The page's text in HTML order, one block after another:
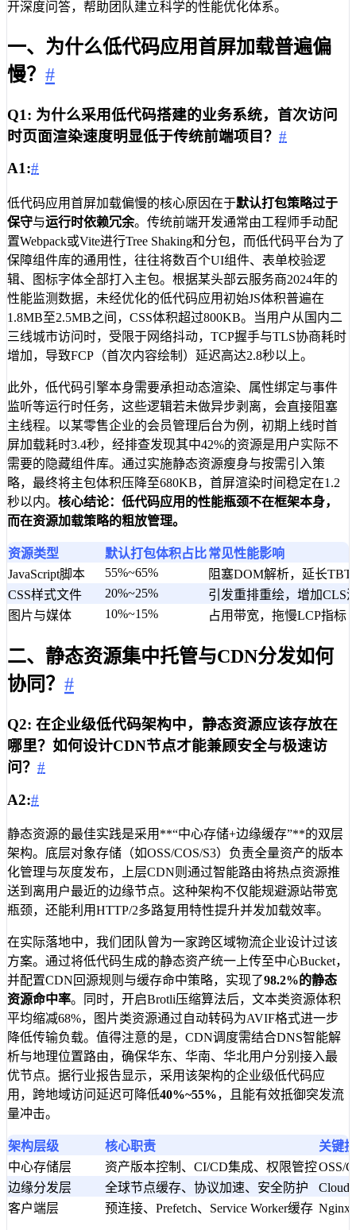
开深度问答，帮助团队建立科学的性能优化体系。
一、为什么低代码应用首屏加载普遍偏
慢？ #
Q1: 为什么采用低代码搭建的业务系统，首次访问
时页面渲染速度明显低于传统前端项目？ #
A1:#
低代码应用首屏加载偏慢的核心原因在于默认打包策略过于
保守与运行时依赖冗余。传统前端开发通常由工程师手动配
置Webpack或Vite进行Tree Shaking和分包，而低代码平台为了
保障组件库的通用性，往往将数百个UI组件、表单校验逻
辑、图标字体全部打入主包。根据某头部云服务商2024年的
性能监测数据，未经优化的低代码应用初始JS体积普遍在
1.8MB至2.5MB之间，CSS体积超过800KB。当用户从国内二
三线城市访问时，受限于网络抖动，TCP握手与TLS协商耗时
增加，导致FCP（首次内容绘制）延迟高达2.8秒以上。
此外，低代码引擎本身需要承担动态渲染、属性绑定与事件
监听等运行时任务，这些逻辑若未做异步剥离，会直接阻塞
主线程。以某零售企业的会员管理后台为例，初期上线时首
屏加载耗时3.4秒，经排查发现其中42%的资源是用户实际不
需要的隐藏组件库。通过实施静态资源瘦身与按需引入策
略，最终将主包体积压降至680KB，首屏渲染时间稳定在1.2
秒以内。 核心结论：低代码应用的性能瓶颈不在框架本身，
而在资源加载策略的粗放管理。
资源类型 默认打包体积占比常见性能影响
JavaScript脚本
55%~65%
阻塞DOM解析，延长TBT
CSS样式文件
20%~25%
引发重排重绘，增加CLS
图片与媒体
10%~15% 占用带宽，拖慢LCP指标
二、静态资源集中托管与CDN分发如何
协同？ #
Q2: 在企业级低代码架构中，静态资源应该存放在
哪里？如何设计CDN节点才能兼顾安全与极速访
问？ #
A2:#
静态资源的最佳实践是采用**“中心存储+边缘缓存”**的双层
架构。底层对象存储（如OSS/COS/S3）负责全量资产的版本
化管理与灰度发布，上层CDN则通过智能路由将热点资源推
送到离用户最近的边缘节点。这种架构不仅能规避源站带宽
瓶颈，还能利用HTTP/2多路复用特性提升并发加载效率。
在实际落地中，我们团队曾为一家跨区域物流企业设计过该
方案。通过将低代码生成的静态资产统一上传至中心Bucket，
并配置CDN回源规则与缓存命中策略，实现了98.2%的静态
资源命中率。同时，开启Brotli压缩算法后，文本类资源体积
平均缩减68%，图片类资源通过自动转码为AVIF格式进一步
降低传输负载。值得注意的是，CDN调度需结合DNS智能解
析与地理位置路由，确保华东、华南、华北用户分别接入最
优节点。据行业报告显示，采用该架构的企业级低代码应
用，跨地域访问延迟可降低40%~55%，且能有效抵御突发流
量冲击。
架构层级 核心职责
关键
中心存储层
资产版本控制、CI/CD集成、权限管控OSS/
边缘分发层
全球节点缓存、协议加速、安全防护
客户端层
预连接、Prefetch、Service Worker缓存 Nginx